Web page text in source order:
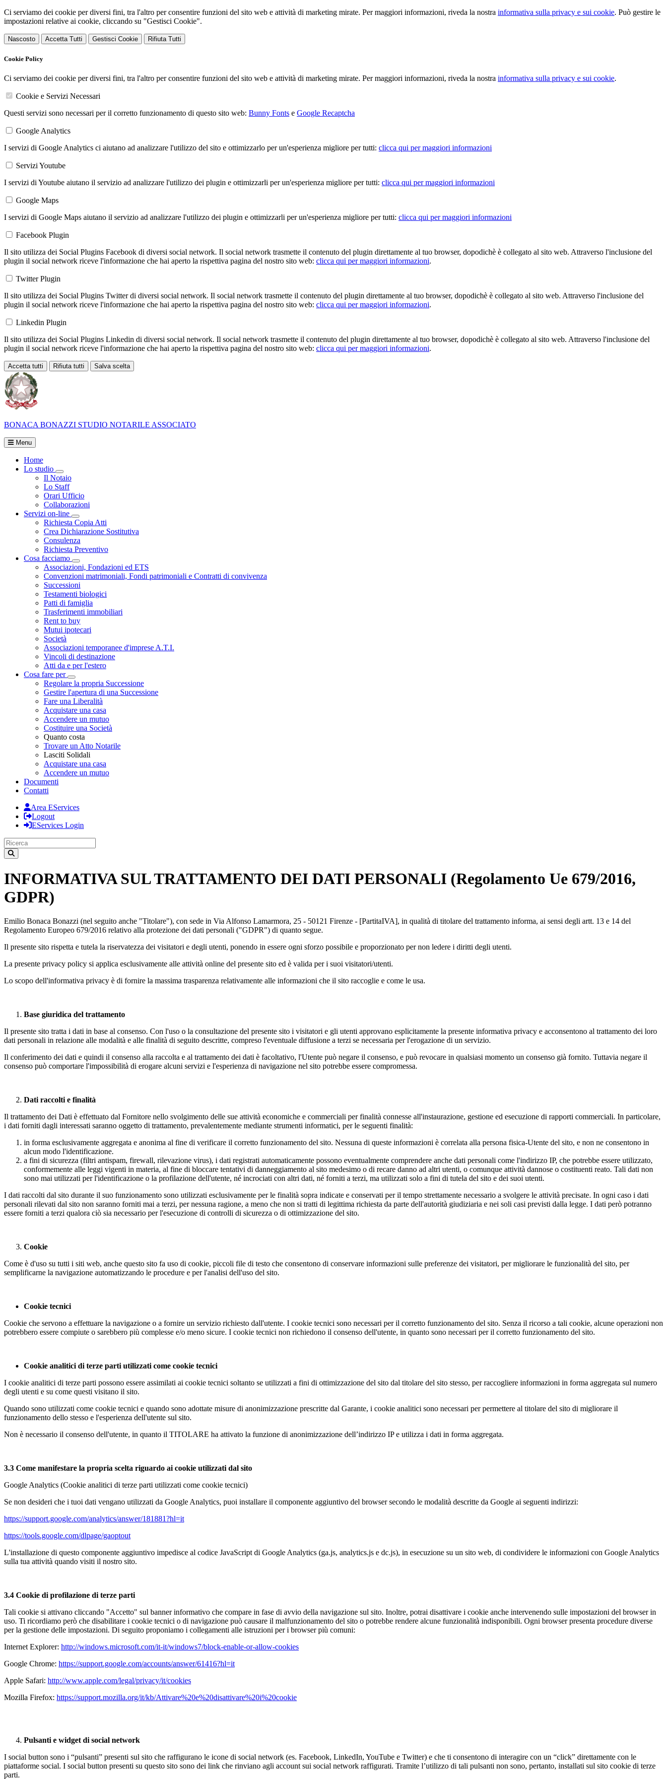
Ci serviamo dei cookie per diversi fini, tra l'altro per consentire funzioni del sito web e attività di marketing mirate. Per maggiori informazioni, riveda la nostra informativa sulla privacy e sui cookie. Può gestire le
impostazioni relative ai cookie, cliccando su "Gestisci Cookie".
Nascosto Accetta Tutti Gestisci Cookie Rifiuta Tutti
Cookie Policy
Ci serviamo dei cookie per diversi fini, tra l'altro per consentire funzioni del sito web e attività di marketing mirate. Per maggiori informazioni, riveda la nostra informativa sulla privacy e sui cookie.
Cookie e Servizi Necessari
Questi servizi sono necessari per il corretto funzionamento di questo sito web: Bunny Fonts e Google Recaptcha
Google Analytics
I servizi di Google Analytics ci aiutano ad analizzare l'utilizzo del sito e ottimizzarlo per un'esperienza migliore per tutti: clicca qui per maggiori informazioni
Servizi Youtube
I servizi di Youtube aiutano il servizio ad analizzare l'utilizzo dei plugin e ottimizzarli per un'esperienza migliore per tutti: clicca qui per maggiori informazioni
Google Maps
I servizi di Google Maps aiutano il servizio ad analizzare l'utilizzo dei plugin e ottimizzarli per un'esperienza migliore per tutti: clicca qui per maggiori informazioni
Facebook Plugin
Il sito utilizza dei Social Plugins Facebook di diversi social network. Il social network trasmette il contenuto del plugin direttamente al tuo browser, dopodichè è collegato al sito web. Attraverso l'inclusione del
plugin il social network riceve l'informazione che hai aperto la rispettiva pagina del nostro sito web: clicca qui per maggiori informazioni.
Twitter Plugin
Il sito utilizza dei Social Plugins Twitter di diversi social network. Il social network trasmette il contenuto del plugin direttamente al tuo browser, dopodichè è collegato al sito web. Attraverso l'inclusione del
plugin il social network riceve l'informazione che hai aperto la rispettiva pagina del nostro sito web: clicca qui per maggiori informazioni.
Linkedin Plugin
Il sito utilizza dei Social Plugins Linkedin di diversi social network. Il social network trasmette il contenuto del plugin direttamente al tuo browser, dopodichè è collegato al sito web. Attraverso l'inclusione del
plugin il social network riceve l'informazione che hai aperto la rispettiva pagina del nostro sito web: clicca qui per maggiori informazioni.
Accetta tutti Rifiuta tutti Salva scelta
Loading...
BONACA BONAZZI STUDIO NOTARILE ASSOCIATO
Menu
Home
Lo studio
Toggle Dropdown
Il Notaio
Lo Staff
Orari Ufficio
Collaborazioni
Servizi on-line
Toggle Dropdown
Richiesta Copia Atti
Crea Dichiarazione Sostitutiva
Consulenza
Richiesta Preventivo
Cosa facciamo
Toggle Dropdown
Associazioni, Fondazioni ed ETS
Convenzioni matrimoniali, Fondi patrimoniali e Contratti di convivenza
Successioni
Testamenti biologici
Patti di famiglia
Trasferimenti immobiliari
Rent to buy
Mutui ipotecari
Società
Associazioni temporanee d'imprese A.T.I.
Vincoli di destinazione
Atti da e per l'estero
Cosa fare per
Toggle Dropdown
Regolare la propria Successione
Gestire l'apertura di una Successione
Fare una Liberalità
Acquistare una casa
Accendere un mutuo
Costituire una Società
Quanto costa
Trovare un Atto Notarile
Lasciti Solidali
Acquistare una casa
Accendere un mutuo
Documenti
Contatti
Area EServices
Logout
EServices Login
INFORMATIVA SUL TRATTAMENTO DEI DATI PERSONALI (Regolamento Ue 679/2016,
GDPR)
Emilio Bonaca Bonazzi (nel seguito anche "Titolare"), con sede in Via Alfonso Lamarmora, 25 - 50121 Firenze - [PartitaIVA], in qualità di titolare del trattamento informa, ai sensi degli artt. 13 e 14 del
Regolamento Europeo 679/2016 relativo alla protezione dei dati personali ("GDPR") di quanto segue.
Il presente sito rispetta e tutela la riservatezza dei visitatori e degli utenti, ponendo in essere ogni sforzo possibile e proporzionato per non ledere i diritti degli utenti.
La presente privacy policy si applica esclusivamente alle attività online del presente sito ed è valida per i suoi visitatori/utenti.
Lo scopo dell'informativa privacy è di fornire la massima trasparenza relativamente alle informazioni che il sito raccoglie e come le usa.
Base giuridica del trattamento
Il presente sito tratta i dati in base al consenso. Con l'uso o la consultazione del presente sito i visitatori e gli utenti approvano esplicitamente la presente informativa privacy e acconsentono al trattamento dei loro
dati personali in relazione alle modalità e alle finalità di seguito descritte, compreso l'eventuale diffusione a terzi se necessaria per l'erogazione di un servizio.
Il conferimento dei dati e quindi il consenso alla raccolta e al trattamento dei dati è facoltativo, l'Utente può negare il consenso, e può revocare in qualsiasi momento un consenso già fornito. Tuttavia negare il
consenso può comportare l'impossibilità di erogare alcuni servizi e l'esperienza di navigazione nel sito potrebbe essere compromessa.
Dati raccolti e finalità
Il trattamento dei Dati è effettuato dal Fornitore nello svolgimento delle sue attività economiche e commerciali per finalità connesse all'instaurazione, gestione ed esecuzione di rapporti commerciali. In particolare,
i dati forniti dagli interessati saranno oggetto di trattamento, prevalentemente mediante strumenti informatici, per le seguenti finalità:
in forma esclusivamente aggregata e anonima al fine di verificare il corretto funzionamento del sito. Nessuna di queste informazioni è correlata alla persona fisica-Utente del sito, e non ne consentono in
alcun modo l'identificazione.
a fini di sicurezza (filtri antispam, firewall, rilevazione virus), i dati registrati automaticamente possono eventualmente comprendere anche dati personali come l'indirizzo IP, che potrebbe essere utilizzato,
conformemente alle leggi vigenti in materia, al fine di bloccare tentativi di danneggiamento al sito medesimo o di recare danno ad altri utenti, o comunque attività dannose o costituenti reato. Tali dati non
sono mai utilizzati per l'identificazione o la profilazione dell'utente, né incrociati con altri dati, né forniti a terzi, ma utilizzati solo a fini di tutela del sito e dei suoi utenti.
I dati raccolti dal sito durante il suo funzionamento sono utilizzati esclusivamente per le finalità sopra indicate e conservati per il tempo strettamente necessario a svolgere le attività precisate. In ogni caso i dati
personali rilevati dal sito non saranno forniti mai a terzi, per nessuna ragione, a meno che non si tratti di legittima richiesta da parte dell'autorità giudiziaria e nei soli casi previsti dalla legge. I dati però potranno
essere forniti a terzi qualora ciò sia necessario per l'esecuzione di controlli di sicurezza o di ottimizzazione del sito.
Cookie
Come è d'uso su tutti i siti web, anche questo sito fa uso di cookie, piccoli file di testo che consentono di conservare informazioni sulle preferenze dei visitatori, per migliorare le funzionalità del sito, per
semplificarne la navigazione automatizzando le procedure e per l'analisi dell'uso del sito.
Cookie tecnici
Cookie che servono a effettuare la navigazione o a fornire un servizio richiesto dall'utente. I cookie tecnici sono necessari per il corretto funzionamento del sito. Senza il ricorso a tali cookie, alcune operazioni non
potrebbero essere compiute o sarebbero più complesse e/o meno sicure. I cookie tecnici non richiedono il consenso dell'utente, in quanto sono necessari per il corretto funzionamento del sito.
Cookie analitici di terze parti utilizzati come cookie tecnici
I cookie analitici di terze parti possono essere assimilati ai cookie tecnici soltanto se utilizzati a fini di ottimizzazione del sito dal titolare del sito stesso, per raccogliere informazioni in forma aggregata sul numero
degli utenti e su come questi visitano il sito.
Quando sono utilizzati come cookie tecnici e quando sono adottate misure di anonimizzazione prescritte dal Garante, i cookie analitici sono necessari per permettere al titolare del sito di migliorare il
funzionamento dello stesso e l'esperienza dell'utente sul sito.
Non è necessario il consenso dell'utente, in quanto il TITOLARE ha attivato la funzione di anonimizzazione dell’indirizzo IP e utilizza i dati in forma aggregata.
3.3 Come manifestare la propria scelta riguardo ai cookie utilizzati dal sito
Google Analytics (Cookie analitici di terze parti utilizzati come cookie tecnici)
Se non desideri che i tuoi dati vengano utilizzati da Google Analytics, puoi installare il componente aggiuntivo del browser secondo le modalità descritte da Google ai seguenti indirizzi:
https://support.google.com/analytics/answer/181881?hl=it
https://tools.google.com/dlpage/gaoptout
L'installazione di questo componente aggiuntivo impedisce al codice JavaScript di Google Analytics (ga.js, analytics.js e dc.js), in esecuzione su un sito web, di condividere le informazioni con Google Analytics
sulla tua attività quando visiti il nostro sito.
3.4 Cookie di profilazione di terze parti
Tali cookie si attivano cliccando "Accetto" sul banner informativo che compare in fase di avvio della navigazione sul sito. Inoltre, potrai disattivare i cookie anche intervenendo sulle impostazioni del browser in
uso. Ti ricordiamo però che disabilitare i cookie tecnici o di navigazione può causare il malfunzionamento del sito o potrebbe rendere alcune funzionalità indisponibili. Ogni browser presenta procedure diverse
per la gestione delle impostazioni. Di seguito proponiamo i collegamenti alle istruzioni per i browser più comuni:
Internet Explorer: http://windows.microsoft.com/it-it/windows7/block-enable-or-allow-cookies
Google Chrome: https://support.google.com/accounts/answer/61416?hl=it
Apple Safari: http://www.apple.com/legal/privacy/it/cookies
Mozilla Firefox: https://support.mozilla.org/it/kb/Attivare%20e%20disattivare%20i%20cookie
Pulsanti e widget di social network
I social button sono i “pulsanti” presenti sul sito che raffigurano le icone di social network (es. Facebook, LinkedIn, YouTube e Twitter) e che ti consentono di interagire con un “click” direttamente con le
piattaforme social. I social button presenti su questo sito sono dei link che rinviano agli account sui social network raffigurati. Tramite l’utilizzo di tali pulsanti non sono, pertanto, installati sul sito cookie di terze
parti.